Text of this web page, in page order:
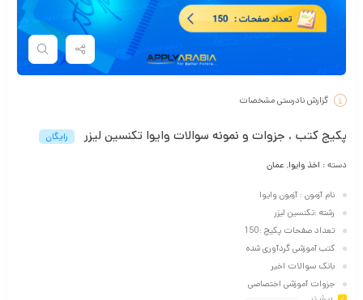
گزارش نادرستی مشخصات
پکیج کتب ، جزوات و نمونه سوالات وایوا تکنسین لیزر رایگان
دسته : اخذ وایوا,عمان
نام آزمون : آزمون وایوا
رشته :تکنسین لیزر
تعداد صفحات پکیج :150
کتب آموزشی گردآوری شده
بانک سوالات اخیر
جزوات آموزشی اختصاصی